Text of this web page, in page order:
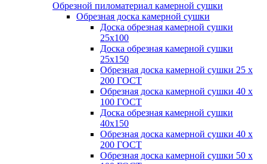
Обрезной пиломатериал камерной сушки
Обрезная доска камерной сушки
Доска обрезная камерной сушки
25х100
Доска обрезная камерной сушки
25х150
Обрезная доска камерной сушки 25 х
200 ГОСТ
Обрезная доска камерной сушки 40 х
100 ГОСТ
Доска обрезная камерной сушки
40х150
Обрезная доска камерной сушки 40 х
200 ГОСТ
Обрезная доска камерной сушки 50 х